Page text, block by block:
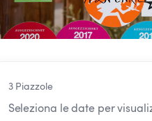
3 Piazzole
Seleziona le date per